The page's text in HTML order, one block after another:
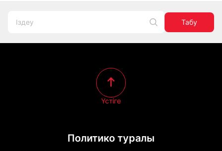
Табу
Политико туралы
Үстіге